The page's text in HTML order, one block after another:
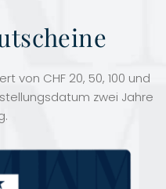
von CHF 20, 50, 100 und
zwei Jahre